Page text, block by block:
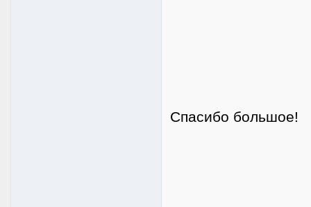
Спасибо большое!